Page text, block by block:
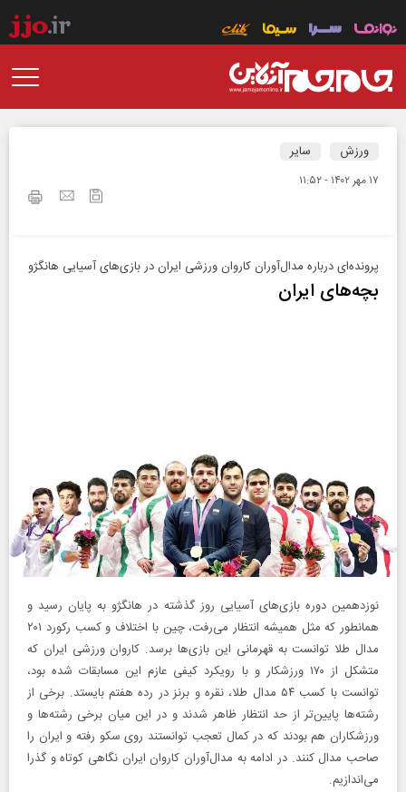
ورزش سایر
۱۷ مهر ۱۴۰۲ - ۱۱:۵۲
پرونده‌ای درباره مدال‌آوران کاروان ورزشی ایران در بازی‌های آسیایی هانگژو
بچه‌های ایران
نوزدهمین دوره بازی‌های آسیایی روز گذشته در هانگژو به پایان رسید و
همانطور که مثل همیشه انتظار می‌رفت، چین با اختلاف و کسب رکورد ۲۰۱
مدال طلا توانست به قهرمانی این بازی‌ها برسد. کاروان ورزشی ایران که
متشکل از ۱۷۰ ورزشکار و با رویکرد کیفی عازم این مسابقات شده بود،
توانست با کسب ۵۴ مدال طلا، نقره و برنز در رده هفتم بایستد. برخی از
رشته‌ها پایین‌تر از حد انتظار ظاهر شدند و در این میان برخی رشته‌ها و
ورزشکاران هم بودند که در کمال تعجب توانستند روی سکو رفته و ایران را
صاحب مدال کنند. در ادامه به مدال‌آوران کاروان ایران نگاهی کوتاه و گذرا
می‌اندازیم.